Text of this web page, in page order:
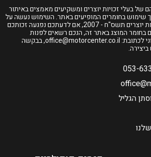
של בעלי זכויות יוצרים ומשקיעים מאמצים באיתור
שימוש בחומרים המופיעים באתר. השימוש נעשה על
פי סעיף 27א לחוק זכויות יוצרים תשס"ח - 2007, אם לדעתכם נפגעה זכותכם
בחומר המוצג באתר זה, הנכם רשאים לפנות
לכתובת:office@motorcenter.co.il, בבקשה